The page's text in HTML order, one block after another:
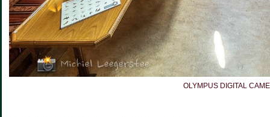
OLYMPUS DIGITAL